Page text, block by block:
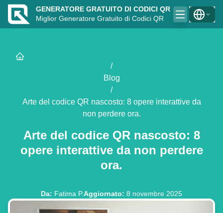
GENERATORE GRATUITO DI CODICI QR
Miglior Generatore Gratuito di Codici QR
/
Blog
/
Arte del codice QR nascosto: 8 opere interattive da
non perdere ora.
Arte del codice QR nascosto: 8
opere interattive da non perdere
ora.
Da: Fatima P.Aggiornato: 8 novembre 2025